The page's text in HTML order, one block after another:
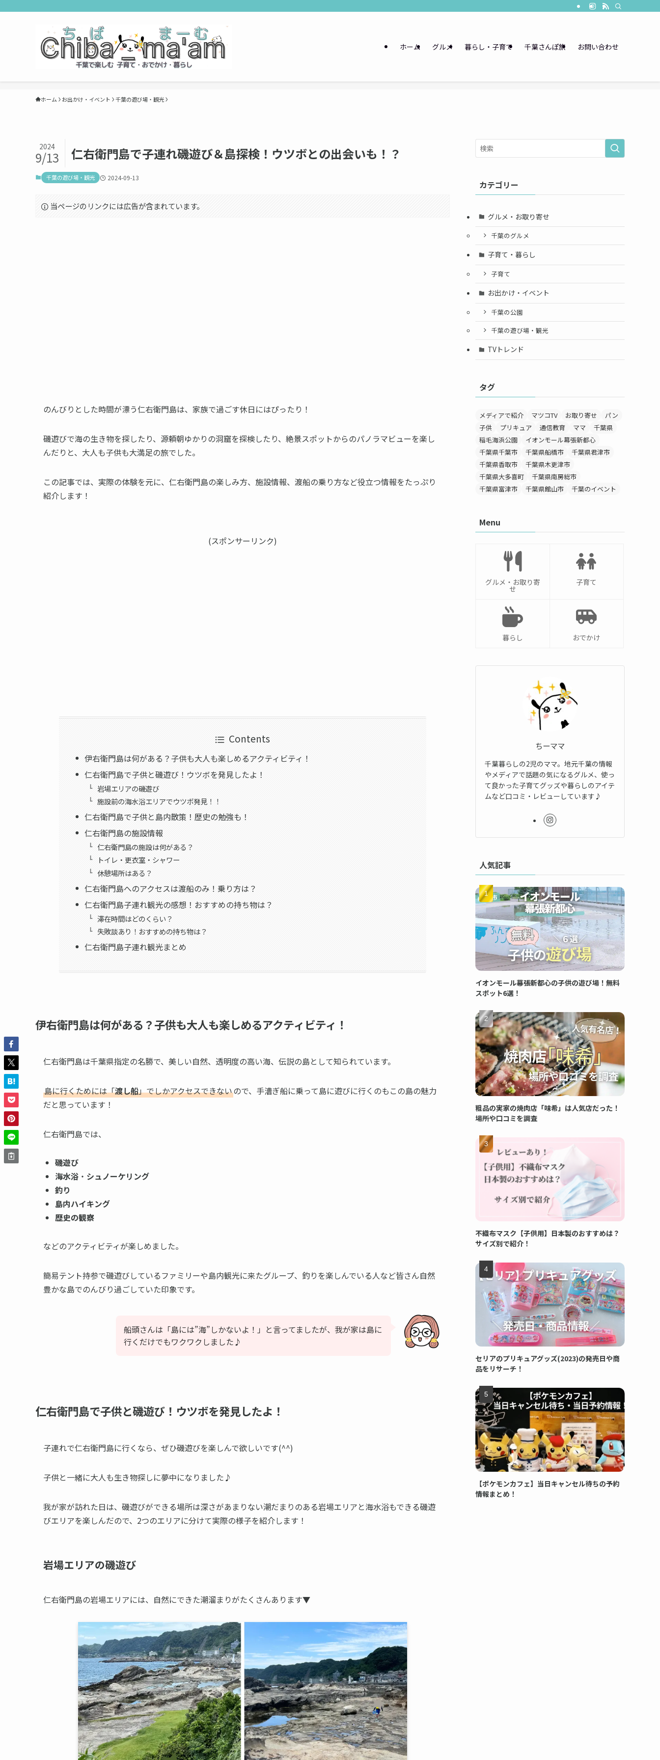
ホーム グルメ 暮らし・子育て 千葉さんぽ旅 お問い合わせ
ホーム お出かけ・イベント 千葉の遊び場・観光
仁右衛門島で子連れ磯遊び＆島探検！ウツボとの出会いも！？
2024
9/13
千葉の遊び場・観光 2024-09-13
当ページのリンクには広告が含まれています。
のんびりとした時間が漂う仁右衛門島は、家族で過ごす休日にはぴったり！
磯遊びで海の生き物を探したり、源頼朝ゆかりの洞窟を探検したり、絶景スポットからのパノラマビューを楽し
んだりと、大人も子供も大満足の旅でした。
この記事では、実際の体験を元に、仁右衛門島の楽しみ方、施設情報、渡船の乗り方など役立つ情報をたっぷり
紹介します！
(スポンサーリンク)
Contents
伊右衛門島は何がある？子供も大人も楽しめるアクティビティ！
仁右衛門島で子供と磯遊び！ウツボを発見したよ！
岩場エリアの磯遊び
施設前の海水浴エリアでウツボ発見！！
仁右衛門島で子供と島内散策！歴史の勉強も！
仁右衛門島の施設情報
仁右衛門島の施設は何がある？
トイレ・更衣室・シャワー
休憩場所はある？
仁右衛門島へのアクセスは渡船のみ！乗り方は？
仁右衛門島子連れ観光の感想！おすすめの持ち物は？
滞在時間はどのくらい？
失敗談あり！おすすめの持ち物は？
仁右衛門島子連れ観光まとめ
伊右衛門島は何がある？子供も大人も楽しめるアクティビティ！
仁右衛門島は千葉県指定の名勝で、美しい自然、透明度の高い海、伝説の島として知られています。
島に行くためには「渡し船」でしかアクセスできないので、手漕ぎ船に乗って島に遊びに行くのもこの島の魅力
だと思っています！
仁右衛門島では、
磯遊び
海水浴 ・ シュノーケリング
釣り
島内ハイキング
歴史の観察
などのアクティビティが楽しめました。
簡易テント持参で磯遊びしているファミリーや島内観光に来たグループ、釣りを楽しんでいる人など皆さん自然
豊かな島でのんびり過ごしていた印象です。
船頭さんは「島には”海”しかないよ！」と言ってましたが、我が家は島に
行くだけでもワクワクしました♪
仁右衛門島で子供と磯遊び！ウツボを発見したよ！
子連れで仁右衛門島に行くなら、ぜひ磯遊びを楽しんで欲しいです(^^)
子供と一緒に大人も生き物探しに夢中になりました♪
我が家が訪れた日は、磯遊びができる場所は深さがあまりない潮だまりのある岩場エリアと海水浴もできる磯遊
びエリアを楽しんだので、2つのエリアに分けて実際の様子を紹介します！
岩場エリアの磯遊び
仁右衛門島の岩場エリアには、自然にできた潮溜まりがたくさんあります▼
カテゴリー
グルメ・お取り寄せ
千葉のグルメ
子育て・暮らし
子育て
お出かけ・イベント
千葉の公園
千葉の遊び場・観光
TVトレンド
タグ
メディアで紹介 マツコTV お取り寄せ
パン
子供
プリキュア 通信教育 ママ
千葉県
稲毛海浜公園
イオンモール幕張新都心
千葉県千葉市
千葉県船橋市
千葉県君津市
千葉県香取市
千葉県木更津市
千葉県大多喜町
千葉県南房総市
千葉県富津市
千葉県館山市 千葉のイベント
Menu
グルメ・お取り寄
せ
子育て
暮らし おでかけ
ちーママ
千葉暮らしの2児のママ。地元千葉の情報
やメディアで話題の気になるグルメ、使っ
て良かった子育てグッズや暮らしのアイテ
ムなど口コミ・レビューしています♪
人気記事
イオンモール幕張新都心の子供の遊び場！無料
スポット6選！
粗品の実家の焼肉店「味希」は人気店だった！
場所や口コミを調査
不織布マスク【子供用】日本製のおすすめは？
サイズ別で紹介！
セリアのプリキュアグッズ(2023)の発売日や商
品をリサーチ！
【ポケモンカフェ】当日キャンセル待ちの予約
情報まとめ！